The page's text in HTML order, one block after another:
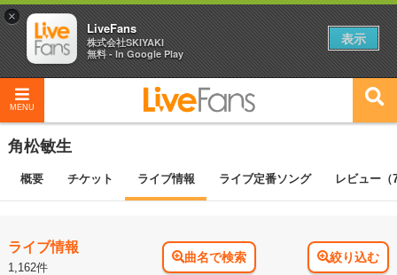
MENU
角松敏生
概要 チケット ライブ情報 ライブ定番ソング レビュー（
ライブ情報
1,162件
曲名で検索 絞り込む
×
LiveFans
株式会社SKIYAKI
無料 - In Google Play
表示